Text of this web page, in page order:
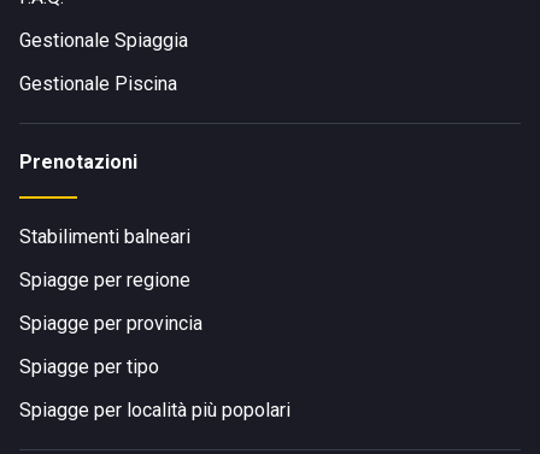
Gestionale Spiaggia
Gestionale Piscina
Prenotazioni
Stabilimenti balneari
Spiagge per regione
Spiagge per provincia
Spiagge per tipo
Spiagge per località più popolari